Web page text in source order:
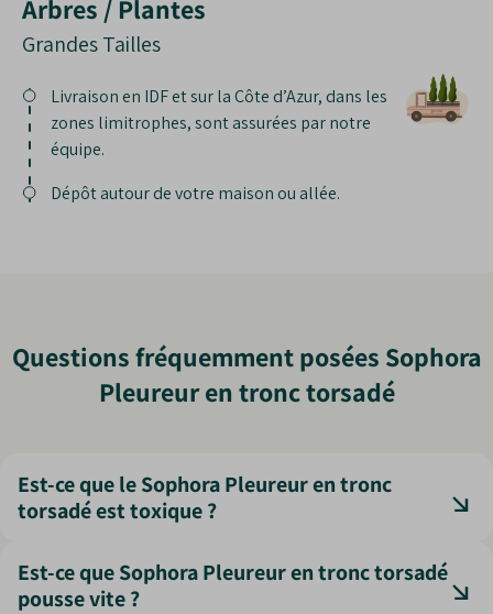
Arbres / Plantes
Grandes Tailles
Livraison en IDF et sur la Côte d’Azur, dans les
zones limitrophes, sont assurées par notre
équipe.
Dépôt autour de votre maison ou allée.
Questions fréquemment posées Sophora
Pleureur en tronc torsadé
Est-ce que le Sophora Pleureur en tronc
torsadé est toxique ?
jeunes enfants et animaux.
Est-ce que Sophora Pleureur en tronc torsadé
pousse vite ?